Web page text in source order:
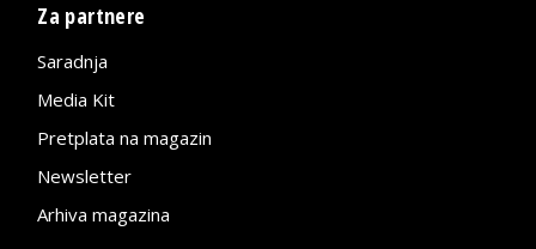
Za partnere
Saradnja
Media Kit
Pretplata na magazin
Newsletter
Arhiva magazina